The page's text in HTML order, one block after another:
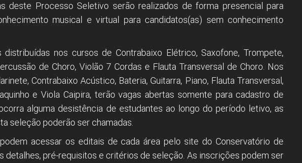
deste Processo Seletivo serão realizados de forma presencial para
musical e virtual para candidatos(as) sem conhecimento
nos cursos de Contrabaixo Elétrico, Saxofone, Trompete,
de Choro, Violão 7 Cordas e Flauta Transversal de Choro. Nos
Contrabaixo Acústico, Bateria, Guitarra, Piano, Flauta Transversal,
e Viola Caipira, terão vagas abertas somente para cadastro de
alguma desistência de estudantes ao longo do período letivo, as
seleção poderão ser chamadas.
acessar os editais de cada área pelo site do Conservatório de
detalhes, pré-requisitos e critérios de seleção. As inscrições podem ser